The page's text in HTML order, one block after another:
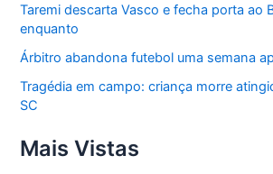
Taremi descarta Vasco e fecha porta ao
enquanto
Árbitro abandona futebol uma semana
Tragédia em campo: criança morre
SC
Mais Vistas